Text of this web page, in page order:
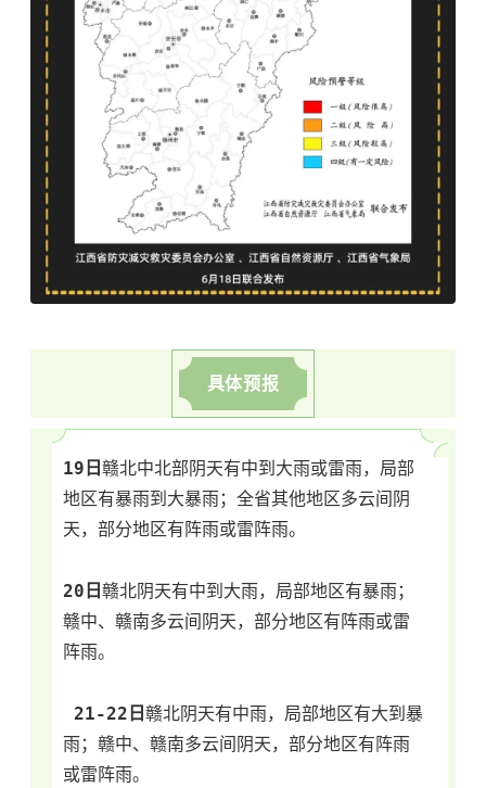
具体预报
19日 赣北中北部阴天有中到大雨或雷雨，局部
地区有暴雨到大暴雨；全省其他地区多云间阴
天，部分地区有阵雨或雷阵雨。
20日 赣北阴天有中到大雨，局部地区有暴雨；
赣中、赣南多云间阴天，部分地区有阵雨或雷
阵雨。
21-22日 赣北阴天有中雨，局部地区有大到暴
雨；赣中、赣南多云间阴天，部分地区有阵雨
或雷阵雨。